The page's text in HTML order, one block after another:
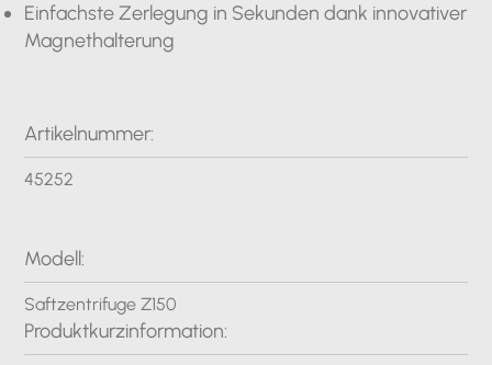
Einfachste Zerlegung in Sekunden dank innovativer
Magnethalterung
Artikelnummer:
45252
Modell:
Saftzentrifuge Z150
Produktkurzinformation: